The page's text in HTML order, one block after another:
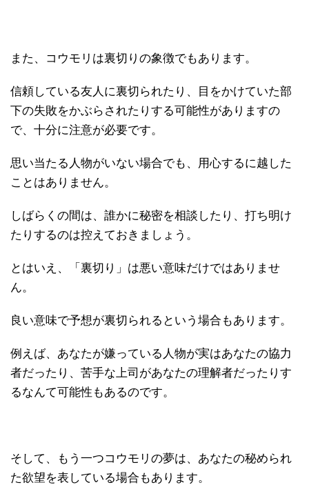
また、コウモリは裏切りの象徴でもあります。
信頼している友人に裏切られたり、目をかけていた部
下の失敗をかぶらされたりする可能性がありますの
で、十分に注意が必要です。
思い当たる人物がいない場合でも、用心するに越した
ことはありません。
しばらくの間は、誰かに秘密を相談したり、打ち明け
たりするのは控えておきましょう。
とはいえ、「裏切り」は悪い意味だけではありませ
ん。
良い意味で予想が裏切られるという場合もあります。
例えば、あなたが嫌っている人物が実はあなたの協力
者だったり、苦手な上司があなたの理解者だったりす
るなんて可能性もあるのです。
そして、もう一つコウモリの夢は、あなたの秘められ
た欲望を表している場合もあります。